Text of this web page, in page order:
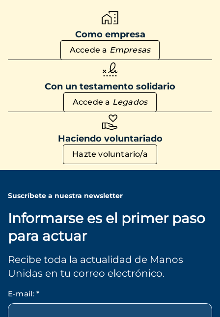
Como empresa
Accede a Empresas
Con un testamento solidario
Accede a Legados
Haciendo voluntariado
Hazte voluntario/a
Suscríbete a nuestra newsletter
Informarse es el primer paso
para actuar
Recibe toda la actualidad de Manos
Unidas en tu correo electrónico.
E-mail: *